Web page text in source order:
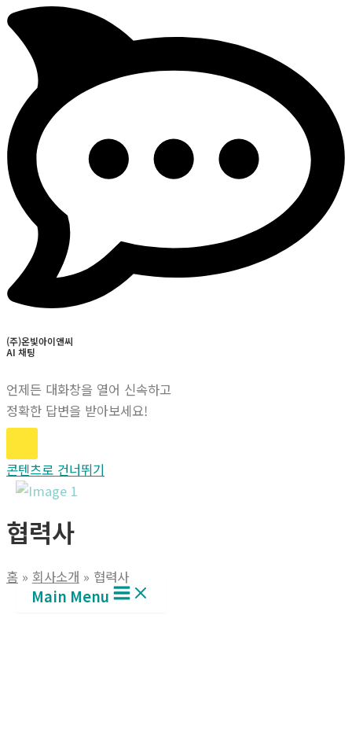
(주)온빛아이앤씨
AI 채팅
언제든 대화창을 열어 신속하고
정확한 답변을 받아보세요!
콘텐츠로 건너뛰기
Main Menu
협력사
홈 회사소개 협력사